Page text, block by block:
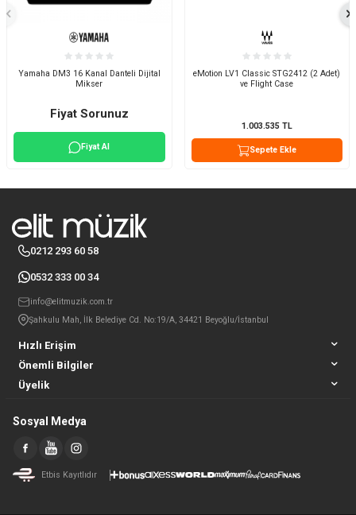
Yamaha DM3 16 Kanal Danteli Dijital
Mikser
Fiyat Sorunuz
Fiyat Al
eMotion LV1 Classic STG2412 (2 Adet)
ve Flight Case
1.003.535TL
Sepete Ekle
Hızlı Erişim
Önemli Bilgiler
Üyelik
0212 293 60 58
0532 333 00 34
info@elitmuzik.com.tr
Şahkulu Mah, İlk Belediye Cd. No:19/A, 34421 Beyoğlu/İstanbul
Sosyal Medya
Etbis Kayıtlıdır